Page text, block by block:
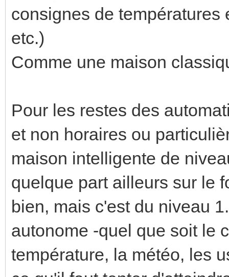
consignes de températures
etc.)
Comme une maison
Pour les restes des
et non horaires ou
maison intelligente de
quelque part ailleurs sur le
bien, mais c'est du niveau
autonome -quel que soit le
température, la météo, les